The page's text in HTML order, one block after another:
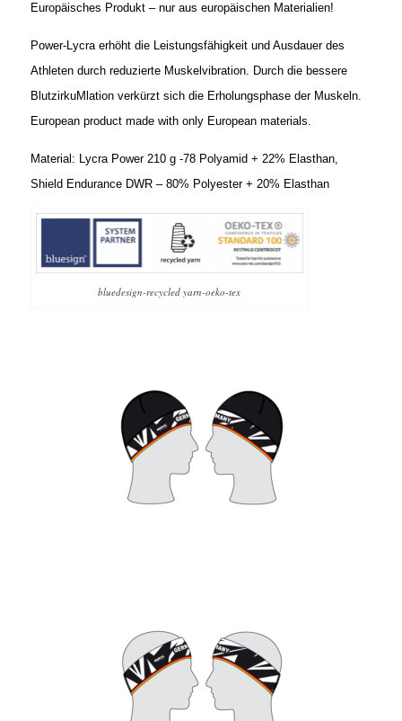
Europäisches Produkt – nur aus europäischen Materialien!
Power-Lycra erhöht die Leistungsfähigkeit und Ausdauer des
Athleten durch reduzierte Muskelvibration. Durch die bessere
BlutzirkuMlation verkürzt sich die Erholungsphase der Muskeln.
European product made with only European materials.
Material: Lycra Power 210 g -78 Polyamid + 22% Elasthan,
Shield Endurance DWR – 80% Polyester + 20% Elasthan
bluedesign-recycled yarn-oeko-tex